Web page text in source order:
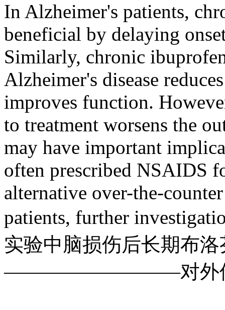
In Alzheimer's patients,
beneficial by delaying
Similarly, chronic
Alzheimer's disease
improves function.
to treatment worsens the
may have important
often prescribed NSAIDS
alternative over-the-
patients, further
实验中脑损伤后长期布
―――――――――对外伤